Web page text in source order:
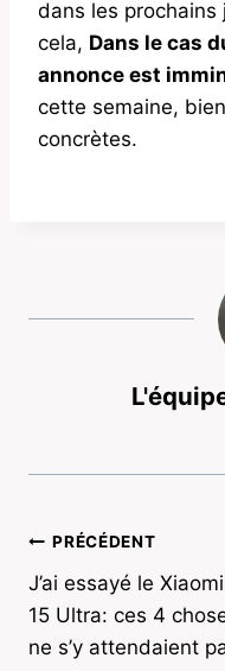
dans les prochains
cela, Dans le cas
annonce est
cette semaine,
concrètes.
Navigation
de
l’article
PRÉCÉDENT
J’ai essayé le Xiaomi
15 Ultra: ces 4
ne s’y attendaient